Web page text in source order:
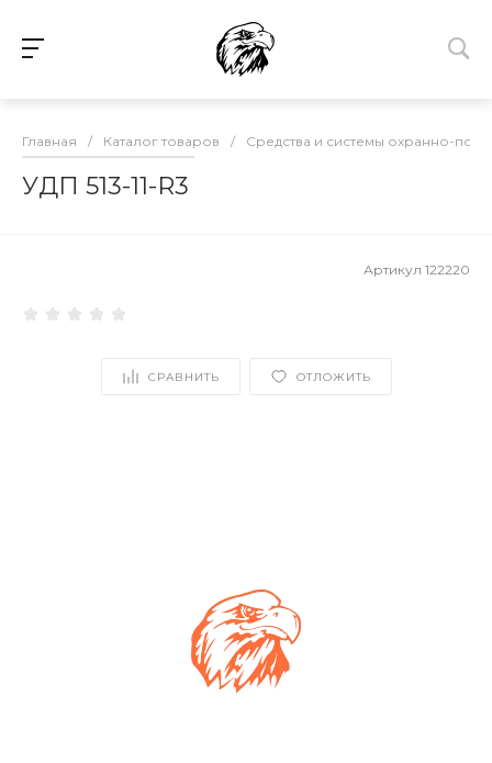
Главная / Каталог товаров / Средства и системы охранно-
УДП 513-11-R3
Артикул 122220
СРАВНИТЬ ОТЛОЖИТЬ